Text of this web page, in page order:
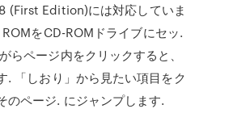
(First Edition)には対応していま
をCD-ROMドライブにセッ.
らページ内をクリックすると、
. 「しおり」から見たい項目をク
のページ. にジャンプします.